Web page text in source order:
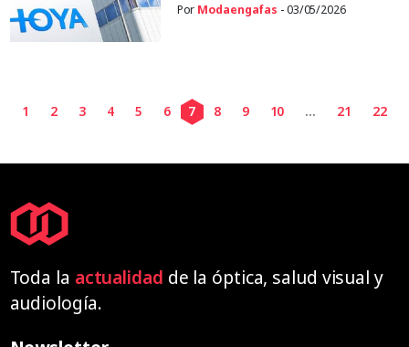
Por Modaengafas - 03/05/2026
1 2 3 4 5 6 7 8 9 10 ... 21 22
Toda la actualidad de la óptica, salud visual y
audiología.